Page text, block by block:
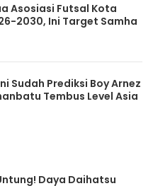
Asosiasi Futsal Kota
2030, Ini Target Samha
Sudah Prediksi Boy Arnez
Tembus Level Asia
Daya Daihatsu